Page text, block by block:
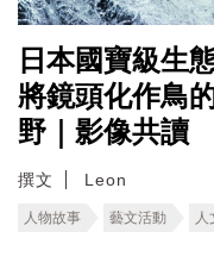
日本國寶級生
將鏡頭化作鳥
野｜影像共讀
撰文 Leon
人物故事 藝文活動